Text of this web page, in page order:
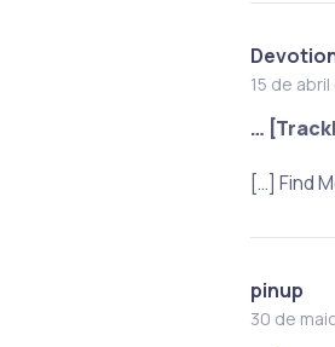
15 de
…
[…] Find
pinup
30 de